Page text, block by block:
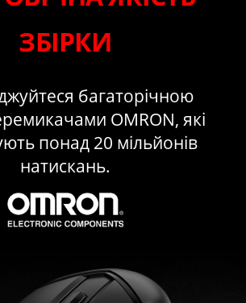
ЗБІРКИ
багаторічною
OMRON, які
понад 20 мільйонів
натискань.